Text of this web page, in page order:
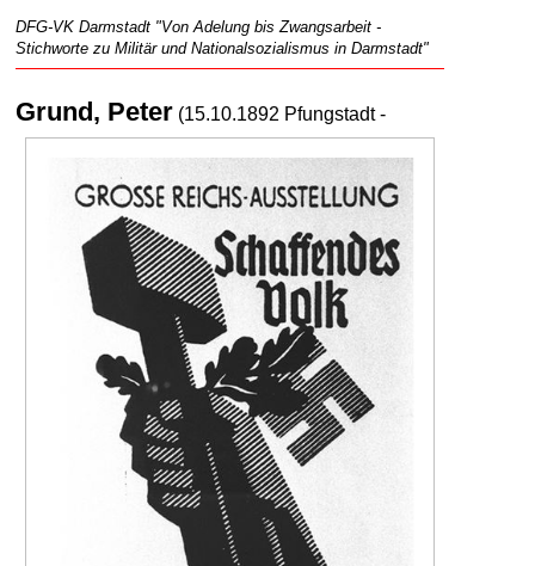
DFG-VK Darmstadt "Von Adelung bis Zwangsarbeit -
Stichworte zu Militär und Nationalsozialismus in Darmstadt"
Grund, Peter (15.10.1892 Pfungstadt -